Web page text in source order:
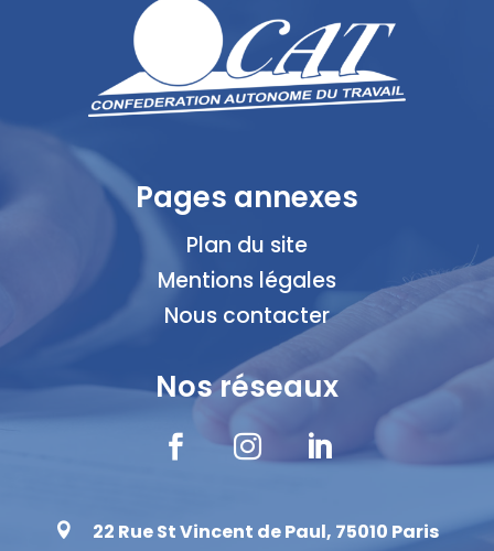
Pages annexes
Plan du site
Mentions légales
Nous contacter
Nos réseaux
  
 22 Rue St Vincent de Paul, 75010 Paris